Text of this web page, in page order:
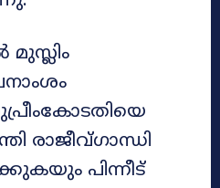
രാജീവ്ഗാന്ധി
പിന്നീട്